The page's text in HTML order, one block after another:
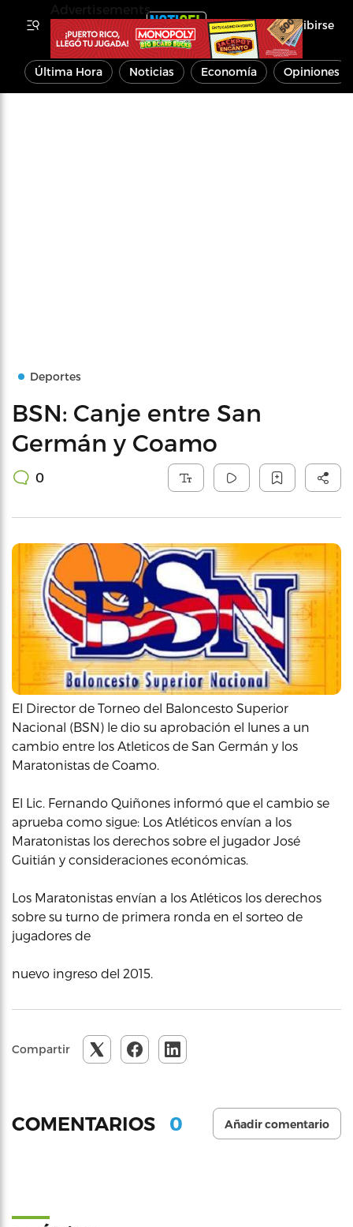
Inscribirse
Última Hora Noticias Economía Opiniones
Deportes
BSN: Canje entre San
Germán y Coamo
0
El Director de Torneo del Baloncesto Superior
Nacional (BSN) le dio su aprobación el lunes a un
cambio entre los Atleticos de San Germán y los
Maratonistas de Coamo.
El Lic. Fernando Quiñones informó que el cambio se
aprueba como sigue: Los Atléticos envían a los
Maratonistas los derechos sobre el jugador José
Guitián y consideraciones económicas.
Los Maratonistas envían a los Atléticos los derechos
sobre su turno de primera ronda en el sorteo de
jugadores de
nuevo ingreso del 2015.
Compartir
COMENTARIOS 0 Añadir comentario
Advertisements